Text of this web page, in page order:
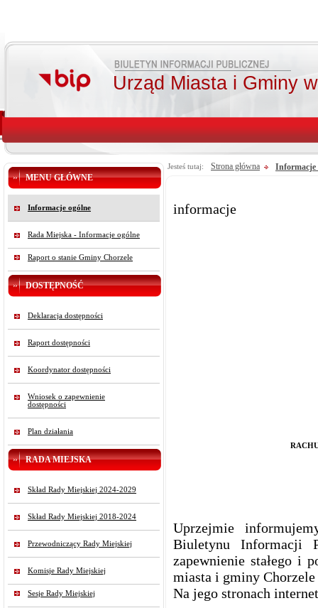
Urząd Miasta i Gminy
MENU GŁÓWNE
Informacje ogólne
Rada Miejska - Informacje ogólne
Raport o stanie Gminy Chorzele
DOSTĘPNOŚĆ
Deklaracja dostępności
Raport dostępności
Koordynator dostępności
Wniosek o zapewnienie
dostępności
Plan działania
RADA MIEJSKA
Skład Rady Miejskiej 2024-2029
Skład Rady Miejskiej 2018-2024
Przewodniczący Rady Miejskiej
Komisje Rady Miejskiej
Sesje Rady Miejskiej
Jesteś tutaj: Strona główna Informacje
informacje
Uprzejmie
Biuletynu Informacji
zapewnienie stałego i
miasta i gminy Chorzele
Na jego stronach